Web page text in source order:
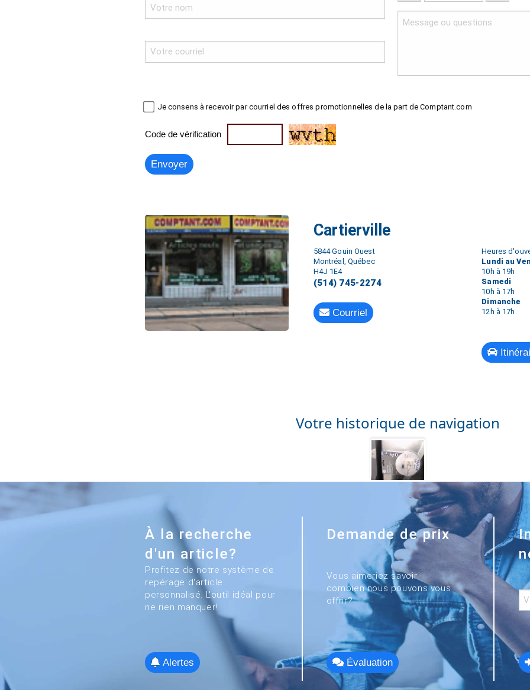
Je consens à recevoir par courriel des offres promotionnelles de la part de Comptant.com
Code de vérification
Cartierville
5844 Gouin Ouest
Montréal, Québec
H4J 1E4
(514) 745-2274
Courriel
Heures
Lundi au
10h à 19h
Samedi
10h à 17h
Dimanche
12h à 17h
Votre historique de navigation
À la recherche
d'un article?
Profitez de notre système de
repérage d'article
personnalisé. L'outil idéal pour
ne rien manquer!
Alertes
Demande de prix
Vous aimeriez savoir
combien nous pouvons vous
offrir?
Évaluation